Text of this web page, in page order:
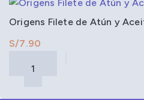
Origens Filete de Atún y
S/